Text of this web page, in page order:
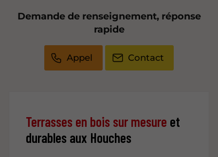
Demande de renseignement, réponse
rapide
Appel Contact
Terrasses en bois sur mesure et
durables aux Houches